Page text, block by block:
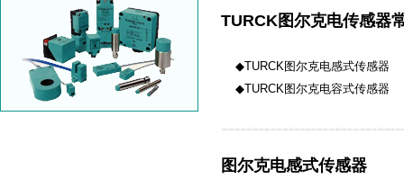
TURCK图尔克电传感器
◆TURCK图尔克电感式传感器
◆TURCK图尔克电容式传感器
图尔克电感式传感器